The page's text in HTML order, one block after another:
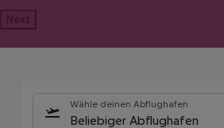
Next
Wähle deinen Abflughafen
Beliebiger Abflughafen